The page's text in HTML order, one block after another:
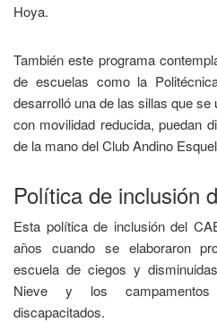
Hoya.
También este programa
de escuelas como la
desarrolló una de las sillas que
con movilidad reducida, puedan
de la mano del Club Andino
Política de inclusión
Esta política de inclusión del
años cuando se elaboraron
escuela de ciegos y
Nieve y los
discapacitados.